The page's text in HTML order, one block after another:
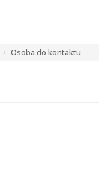
Osoba do kontaktu